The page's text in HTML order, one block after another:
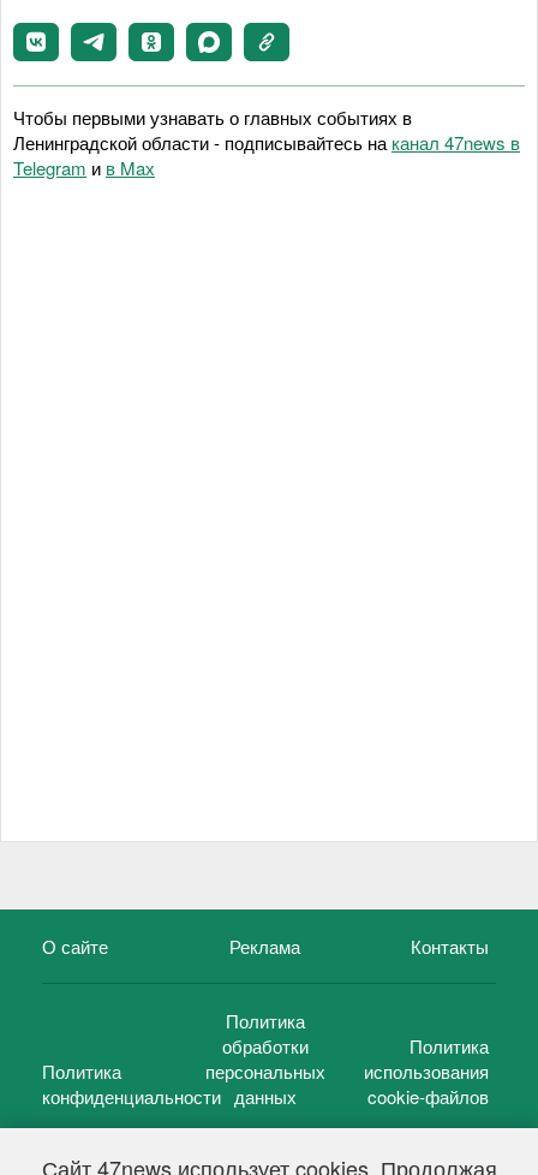
Сайт 47news использует cookies. Продолжая
Чтобы первыми узнавать о главных событиях в
Ленинградской области - подписывайтесь на канал 47news в
Telegram и в Maх
О сайте Реклама Контакты
Политика
конфиденциальности
Политика
обработки
персональных
данных
Политика
использования
cookie-файлов